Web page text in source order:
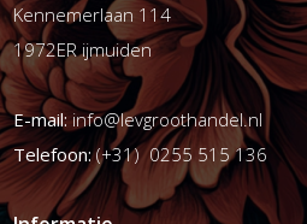
Kennemerlaan 114
1972ER ijmuiden
E-mail:info@levgroothandel.nl
Telefoon:(+31) 0255 515 136